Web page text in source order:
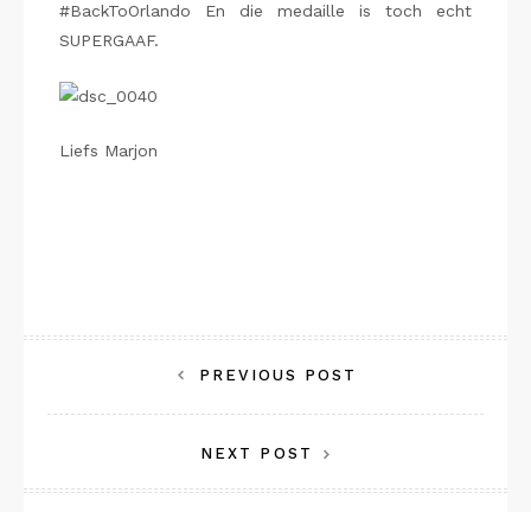
#BackToOrlando En die medaille is toch echt
SUPERGAAF.
Liefs Marjon
navigatie
PREVIOUS POST
NEXT POST